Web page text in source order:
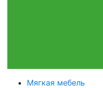
Мягкая мебель